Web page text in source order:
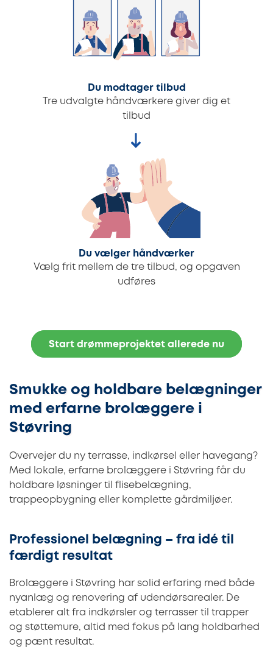
Du modtager tilbud
Tre udvalgte håndværkere giver dig et
tilbud
Du vælger håndværker
Vælg frit mellem de tre tilbud, og opgaven
udføres
Start drømmeprojektet allerede nu
Smukke og holdbare belægninger
med erfarne brolæggere i
Støvring
Overvejer du ny terrasse, indkørsel eller havegang?
Med lokale, erfarne brolæggere i Støvring får du
holdbare løsninger til flisebelægning,
trappeopbygning eller komplette gårdmiljøer.
Professionel belægning – fra idé til
færdigt resultat
Brolæggere i Støvring har solid erfaring med både
nyanlæg og renovering af udendørsarealer. De
etablerer alt fra indkørsler og terrasser til trapper
og støttemure, altid med fokus på lang holdbarhed
og pænt resultat.